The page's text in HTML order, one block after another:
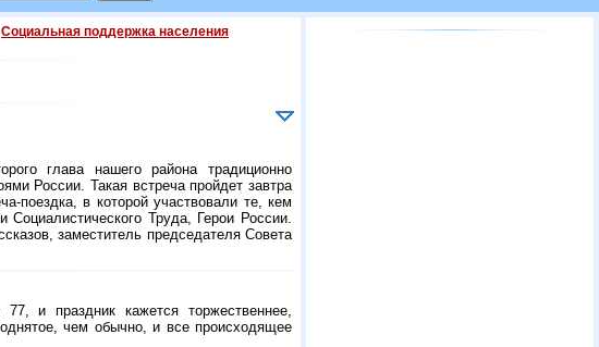
Социальная поддержка населения
глава нашего района традиционно
России. Такая встреча пройдет завтра
поездка, в которой участвовали те, кем
Труда, Герои России.
заместитель председателя Совета
и праздник кажется торжественнее,
чем обычно, и все происходящее